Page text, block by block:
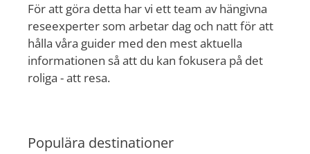
För att göra detta har vi ett team av hängivna
reseexperter som arbetar dag och natt för att
hålla våra guider med den mest aktuella
informationen så att du kan fokusera på det
roliga - att resa.
Populära destinationer